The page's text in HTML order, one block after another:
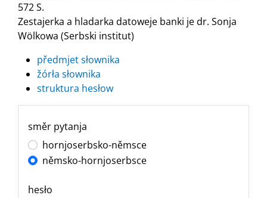
572 S.
Zestajerka a hladarka datoweje banki je dr. Sonja
Wölkowa (Serbski institut)
předmjet słownika
žórła słownika
struktura hesłow
směr pytanja
hornjoserbsko-němsce
němsko-hornjoserbsce
hesło